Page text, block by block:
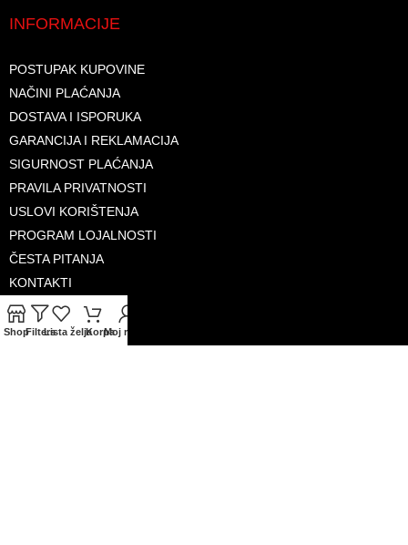
INFORMACIJE
POSTUPAK KUPOVINE
NAČINI PLAĆANJA
DOSTAVA I ISPORUKA
GARANCIJA I REKLAMACIJA
SIGURNOST PLAĆANJA
PRAVILA PRIVATNOSTI
USLOVI KORIŠTENJA
PROGRAM LOJALNOSTI
ČESTA PITANJA
KONTAKTI
O NAMA
ShopFiltersLista željaKorpaMoj račun